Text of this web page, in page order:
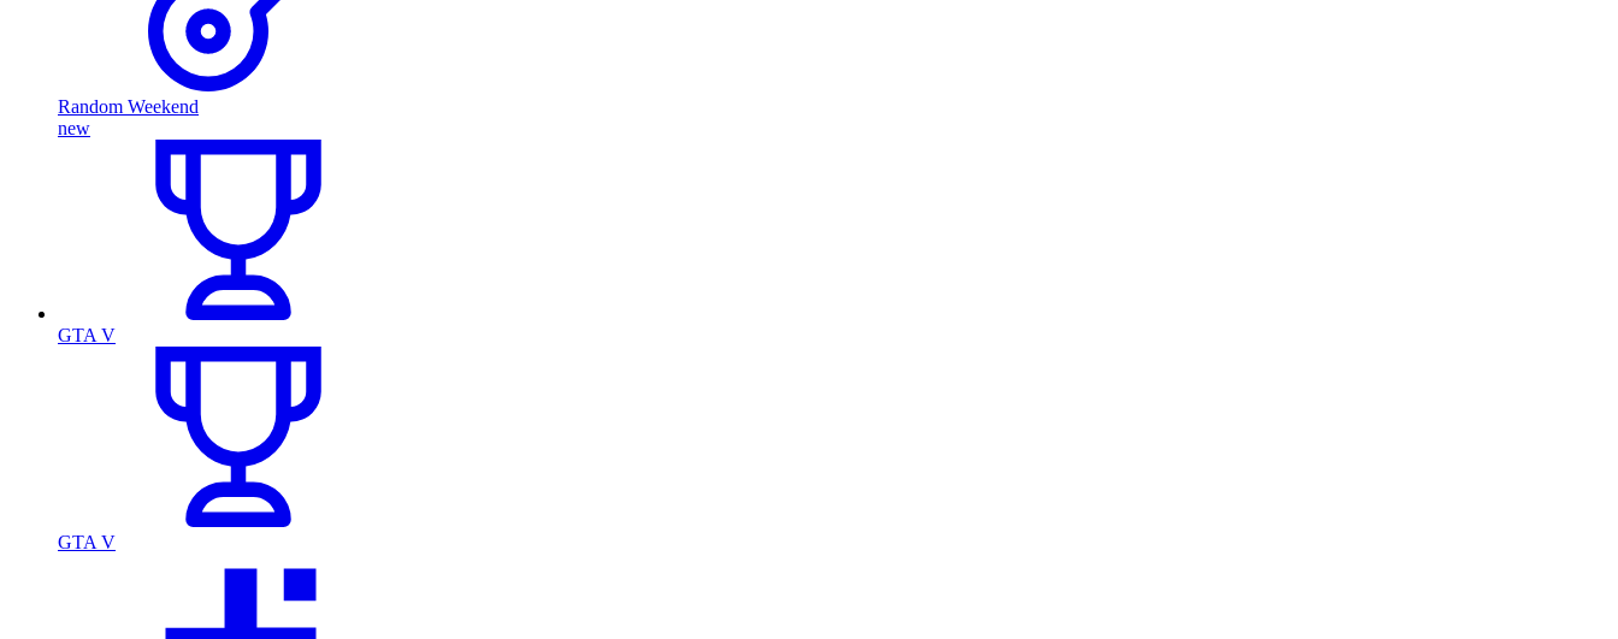
Random Weekend
new
GTA V
GTA V